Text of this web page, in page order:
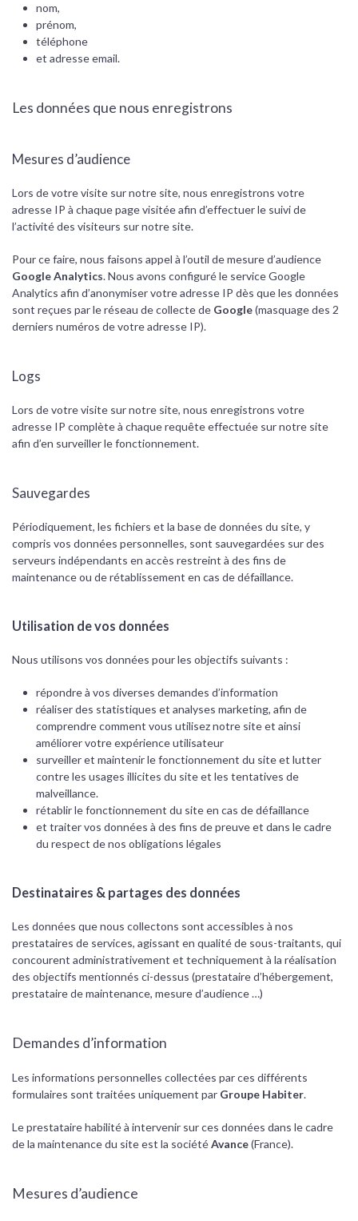
nom,
prénom,
téléphone
et adresse email.
Les données que nous enregistrons
Mesures d’audience
Lors de votre visite sur notre site, nous enregistrons votre
adresse IP à chaque page visitée afin d’effectuer le suivi de
l’activité des visiteurs sur notre site.
Pour ce faire, nous faisons appel à l’outil de mesure d’audience
Google Analytics. Nous avons configuré le service Google
Analytics afin d’anonymiser votre adresse IP dès que les données
sont reçues par le réseau de collecte de Google(masquage des 2
derniers numéros de votre adresse IP).
Logs
Lors de votre visite sur notre site, nous enregistrons votre
adresse IP complète à chaque requête effectuée sur notre site
afin d’en surveiller le fonctionnement.
Sauvegardes
Périodiquement, les fichiers et la base de données du site, y
compris vos données personnelles, sont sauvegardées sur des
serveurs indépendants en accès restreint à des fins de
maintenance ou de rétablissement en cas de défaillance.
Utilisation de vos données
Nous utilisons vos données pour les objectifs suivants :
répondre à vos diverses demandes d’information
réaliser des statistiques et analyses marketing, afin de
comprendre comment vous utilisez notre site et ainsi
améliorer votre expérience utilisateur
surveiller et maintenir le fonctionnement du site et lutter
contre les usages illicites du site et les tentatives de
malveillance.
rétablir le fonctionnement du site en cas de défaillance
et traiter vos données à des fins de preuve et dans le cadre
du respect de nos obligations légales
Destinataires & partages des données
Les données que nous collectons sont accessibles à nos
prestataires de services, agissant en qualité de sous-traitants, qui
concourent administrativement et techniquement à la réalisation
des objectifs mentionnés ci-dessus (prestataire d’hébergement,
prestataire de maintenance, mesure d’audience …)
Demandes d’information
Les informations personnelles collectées par ces différents
formulaires sont traitées uniquement par Groupe Habiter.
Le prestataire habilité à intervenir sur ces données dans le cadre
de la maintenance du site est la sociétéAvance(France).
Mesures d’audience